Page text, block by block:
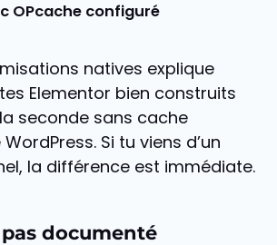
OPcache configuré
natives explique
Elementor bien construits
seconde sans cache
Si tu viens d’un
la différence est immédiate.
pas documenté